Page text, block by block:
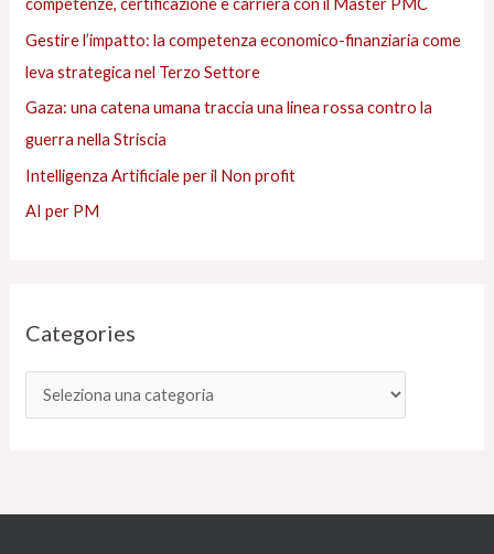
competenze, certificazione e carriera con il Master PMC
Gestire l’impatto: la competenza economico-finanziaria come
leva strategica nel Terzo Settore
Gaza: una catena umana traccia una linea rossa contro la
guerra nella Striscia
Intelligenza Artificiale per il Non profit
AI per PM
Categories